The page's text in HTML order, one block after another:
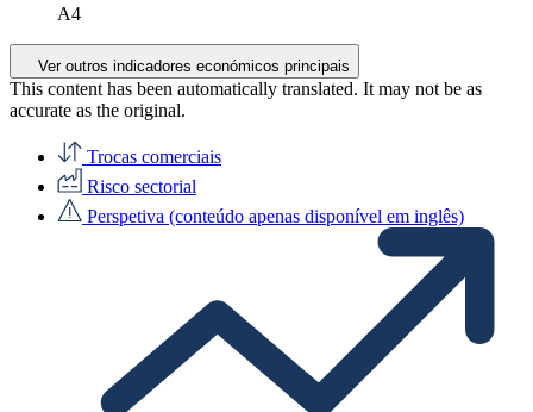
A4
Ver outros indicadores económicos principais
This content has been automatically translated. It may not be as
accurate as the original.
Trocas comerciais
Risco sectorial
Perspetiva (conteúdo apenas disponível em inglês)